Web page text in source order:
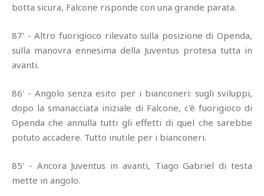
botta sicura, Falcone risponde con una grande parata.
87' - Altro fuorigioco rilevato sulla posizione di Openda,
sulla manovra ennesima della Juventus protesa tutta in
avanti.
86' - Angolo senza esito per i bianconeri: sugli sviluppi,
dopo la smanacciata iniziale di Falcone, c'è fuorigioco di
Openda che annulla tutti gli effetti di quel che sarebbe
potuto accadere. Tutto inutile per i bianconeri.
85' - Ancora Juventus in avanti, Tiago Gabriel di testa
mette in angolo.